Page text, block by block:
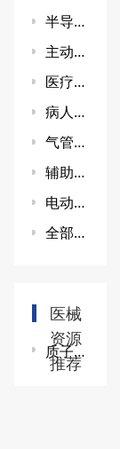
半导体激光治疗机（第二类）注册技术 审查指导原则
主动脉覆膜支架系统临床试验指导原则
医疗器械动物试验研究注册审查指导原则 第一部分：决策原则
病人监护产品（第二类）注册技术审查 指导原则（2017年修订版）
气管插管产品注册技术审查指导原则
辅助生殖用穿刺取卵针注册技术审查指导原则
电动手术台注册技术审查指导原则
全部法 律 法 规指 导 原 则标 准 体 系行 业 规 范知 识 问 答 第二类腹腔镜手术器械产品注册技术审查指导原则
医械
资源
推荐
质子/碳离子治疗系统技术审查指导原则